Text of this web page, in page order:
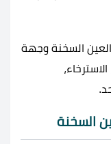
العين السخنة وجهة
السخنة